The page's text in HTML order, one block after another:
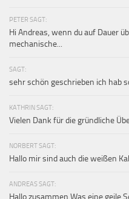
PETER SAGT:
Hi Andreas, wenn du auf Dauer
mechanische...
SAGT:
sehr schön geschrieben ich hab
KATHRIN SAGT:
Vielen Dank für die gründliche
NORBERT SAGT:
Hallo mir sind auch die weißen
ANDREAS SAGT:
Hallo zusammen Was eine geile